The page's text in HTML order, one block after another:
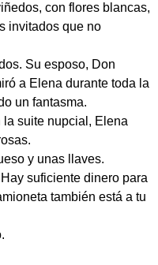
con flores blancas,
invitados que no
Su esposo, Don
a Elena durante toda la
un fantasma.
suite nupcial, Elena
y unas llaves.
suficiente dinero para
también está a tu